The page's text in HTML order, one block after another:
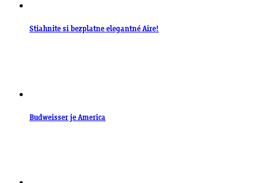
Stiahnite si bezplatne elegantné Aire!
Budweisser je America